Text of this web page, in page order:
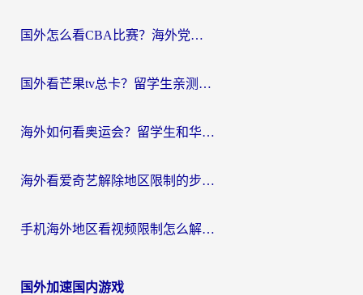
国外怎么看CBA比赛？海外党专属体育直播指南，告别地区限制看球自由
国外看芒果tv总卡？留学生亲测：3步解决地域限制+流畅追剧攻略
海外如何看奥运会？留学生和华人必藏的体育赛事观看终极指南
海外看爱奇艺解除地区限制的步骤与注意事项详解：留学生必看的无卡顿追剧指南
手机海外地区看视频限制怎么解决？海外党追剧看片的实用指南
国外加速国内游戏